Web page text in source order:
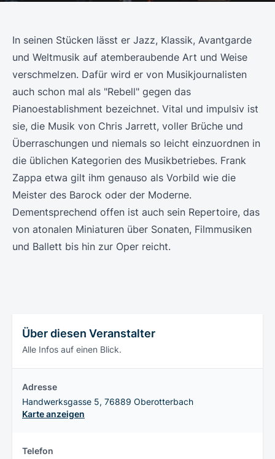
In seinen Stücken lässt er Jazz, Klassik, Avantgarde
und Weltmusik auf atemberaubende Art und Weise
verschmelzen. Dafür wird er von Musikjournalisten
auch schon mal als "Rebell" gegen das
Pianoestablishment bezeichnet. Vital und impulsiv ist
sie, die Musik von Chris Jarrett, voller Brüche und
Überraschungen und niemals so leicht einzuordnen in
die üblichen Kategorien des Musikbetriebes. Frank
Zappa etwa gilt ihm genauso als Vorbild wie die
Meister des Barock oder der Moderne.
Dementsprechend offen ist auch sein Repertoire, das
von atonalen Miniaturen über Sonaten, Filmmusiken
und Ballett bis hin zur Oper reicht.
Über diesen Veranstalter
Alle Infos auf einen Blick.
Adresse
Handwerksgasse 5, 76889 Oberotterbach
Karte anzeigen
Telefon